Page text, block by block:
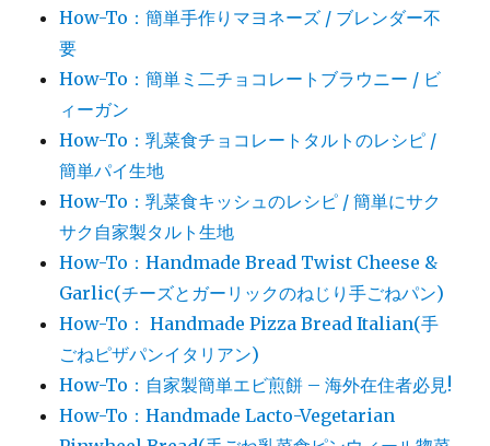
How-To：簡単手作りマヨネーズ / ブレンダー不
要
How-To：簡単ミ二チョコレートブラウニー / ビ
ィーガン
How-To：乳菜食チョコレートタルトのレシピ /
簡単パイ生地
How-To：乳菜食キッシュのレシピ / 簡単にサク
サク自家製タルト生地
How-To：Handmade Bread Twist Cheese &
Garlic(チーズとガーリックのねじり手ごねパン)
How-To： Handmade Pizza Bread Italian(手
ごねピザパンイタリアン)
How-To：自家製簡単エビ煎餅 – 海外在住者必見!
How-To：Handmade Lacto-Vegetarian